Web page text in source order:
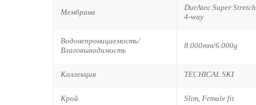
Мембрана
DurAtec Super Stretch
4-way
Водонепроницаемость/
Влаговыводимость
8.000mm/6.000g
Коллекция TECHICAL SKI
Крой Slim, Female fit